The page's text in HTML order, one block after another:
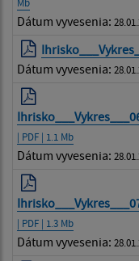
Dátum vyvesenia:
Dátum vyvesenia:
| PDF | 1.1 Mb
Dátum vyvesenia:
| PDF | 1.3 Mb
Dátum vyvesenia: